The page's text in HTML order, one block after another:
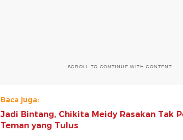
SCROLL TO CONTINUE WITH CONTENT
Baca juga:
Jadi Bintang, Chikita Meidy Rasakan Tak
Teman yang Tulus